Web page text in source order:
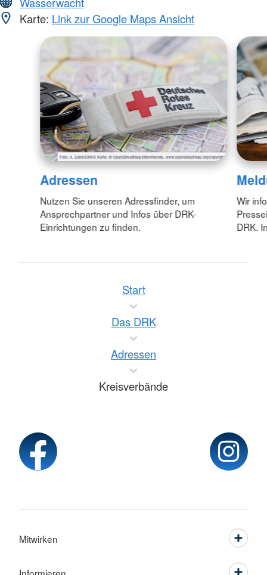
Karte: Link zur Google Maps Ansicht
Adressen
Nutzen Sie unseren Adressfinder, um
Ansprechpartner und Infos über DRK-
Einrichtungen zu finden.
Wir
DRK.
Start
Das DRK
Adressen
Kreisverbände
Mitwirken